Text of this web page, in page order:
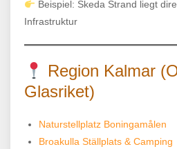
Beispiel: Skeda Strand liegt
Infrastruktur
Region Kalmar
Glasriket)
Naturstellplatz Boningamålen
Broakulla Ställplats & Camping